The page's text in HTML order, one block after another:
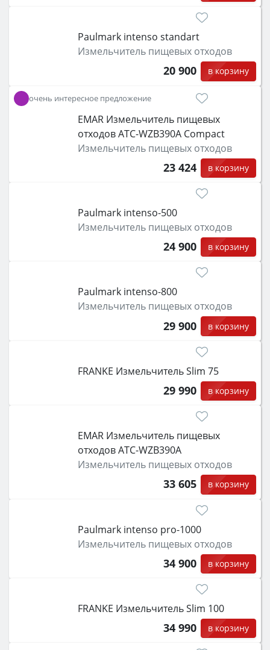
Paulmark intenso standart
Измельчитель пищевых отходов
20 900 в корзину
очень интересное предложение
EMAR Измельчитель пищевых
отходов ATC-WZB390A Compact
Измельчитель пищевых отходов
23 424 в корзину
Paulmark intenso-500
Измельчитель пищевых отходов
24 900 в корзину
Paulmark intenso-800
Измельчитель пищевых отходов
29 900 в корзину
FRANKE Измельчитель Slim 75
29 990 в корзину
EMAR Измельчитель пищевых
отходов ATC-WZB390A
Измельчитель пищевых отходов
33 605 в корзину
Paulmark intenso pro-1000
Измельчитель пищевых отходов
34 900 в корзину
FRANKE Измельчитель Slim 100
34 990 в корзину